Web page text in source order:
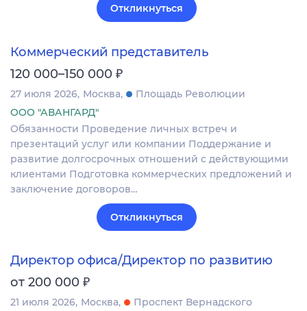
Откликнуться
Коммерческий представитель
120 000–150 000 ₽
27 июля 2026 Москва
Площадь Революции
ООО "АВАНГАРД"
Обязанности Проведение личных встреч и
презентаций услуг или компании Поддержание и
развитие долгосрочных отношений с действующими
клиентами Подготовка коммерческих предложений и
заключение договоров…
Откликнуться
Директор офиса/Директор по развитию
от 200 000 ₽
21 июля 2026 Москва
Проспект Вернадского